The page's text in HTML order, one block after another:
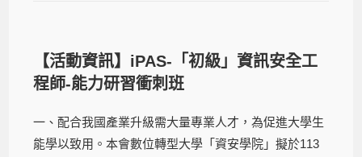
【活動資訊】iPAS-「初級」資訊安全工
程師-能力研習衝刺班
一、配合我國產業升級需大量專業人才，為促進大學生
能學以致用。本會數位轉型大學「資安學院」擬於113